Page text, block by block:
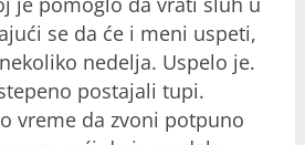
se da će i meni uspeti,
nedelja. Uspelo je.
postajali tupi.
vreme da zvoni potpuno